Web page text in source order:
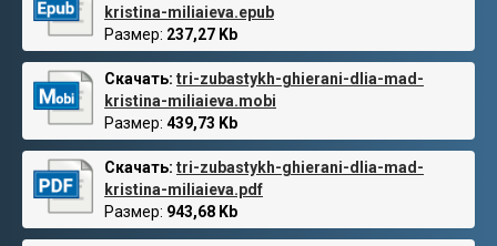
kristina-miliaieva.epub
Размер: 237,27 Kb
Скачать: tri-zubastykh-ghierani-dlia-mad-
kristina-miliaieva.mobi
Размер: 439,73 Kb
Скачать: tri-zubastykh-ghierani-dlia-mad-
kristina-miliaieva.pdf
Размер: 943,68 Kb